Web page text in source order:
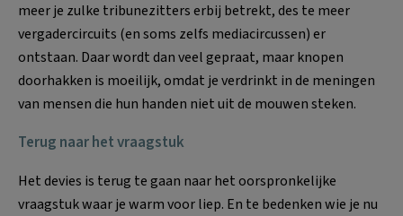
meer je zulke tribunezitters erbij betrekt, des te meer
vergadercircuits (en soms zelfs mediacircussen) er
ontstaan. Daar wordt dan veel gepraat, maar knopen
doorhakken is moeilijk, omdat je verdrinkt in de meningen
van mensen die hun handen niet uit de mouwen steken.
Terug naar het vraagstuk
Het devies is terug te gaan naar het oorspronkelijke
vraagstuk waar je warm voor liep. En te bedenken wie je nu